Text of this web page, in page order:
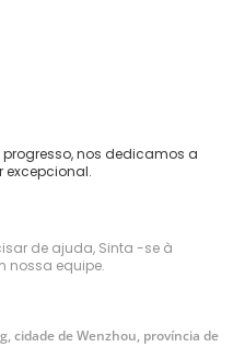
nos dedicamos a
excepcional.
de ajuda, Sinta -se à
nossa equipe.
cidade de Wenzhou, província de